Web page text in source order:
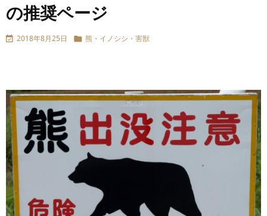
の推奨ページ
 2018年8月25日  熊・イノシシ・害獣